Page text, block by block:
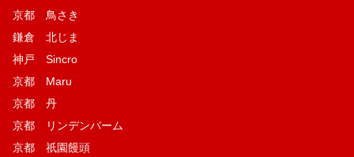
京都 鳥さき
鎌倉 北じま
神戸 Sincro
京都 Maru
京都 丹
京都 リンデンバーム
京都 祇園饅頭